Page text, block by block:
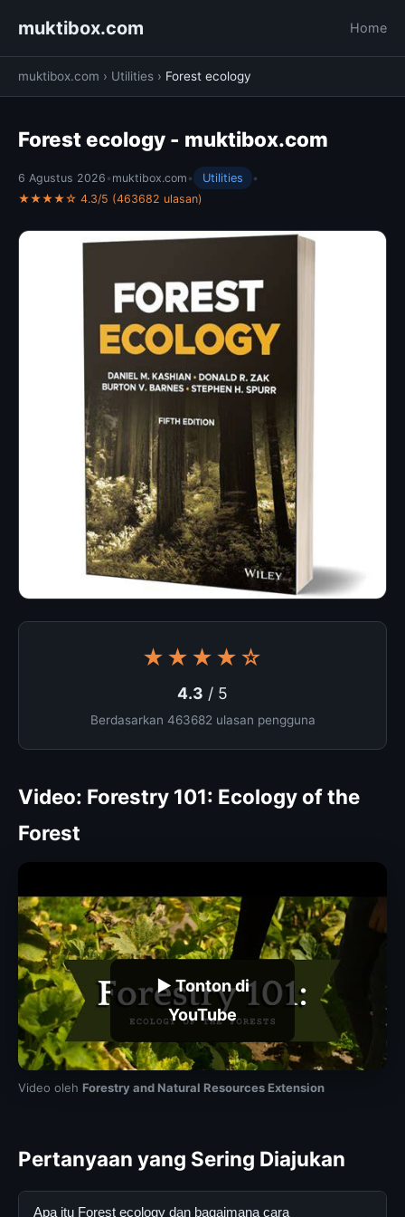
muktibox.com Home
muktibox.com › Utilities › Forest ecology
Forest ecology - muktibox.com
6 Agustus 2026 • muktibox.com • Utilities
•
★★★★☆ 4.3/5 (463682 ulasan)
★★★★☆
4.3 / 5
Berdasarkan 463682 ulasan pengguna
Video: Forestry 101: Ecology of the
Forest
▶ Tonton di
YouTube
Video oleh Forestry and Natural Resources Extension
Pertanyaan yang Sering Diajukan
Apa itu Forest ecology dan bagaimana cara